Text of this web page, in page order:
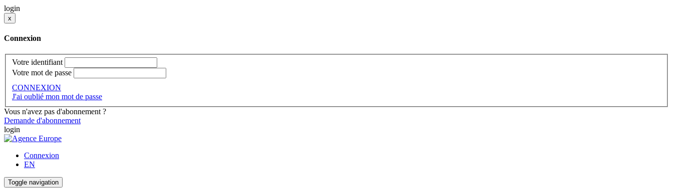
login
x
Connexion
Votre identifiant
Votre mot de passe
CONNEXION
J'ai oublié mon mot de passe
Vous n'avez pas d'abonnement ?
Demande d'abonnement
login
Connexion
EN
Toggle navigation